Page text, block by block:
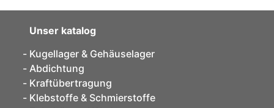
Unser katalog
Kugellager & Gehäuselager
Abdichtung
Kraftübertragung
Klebstoffe & Schmierstoffe